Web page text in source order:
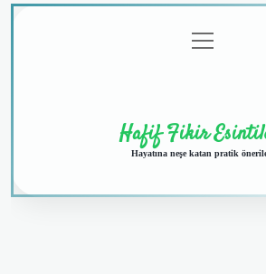
menüyü
aç
Hafif Fikir
Hayatına neşe katan pratik